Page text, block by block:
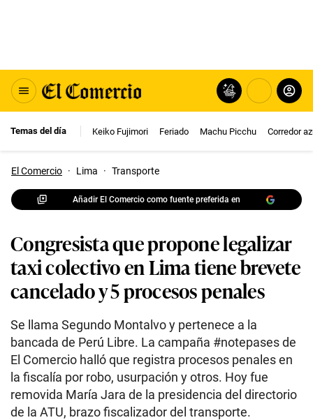
Temas del día Keiko Fujimori Feriado Machu Picchu Corredor
El Comercio · Lima · Transporte
Añadir El Comercio como fuente preferida en
Congresista que propone legalizar
taxi colectivo en Lima tiene brevete
cancelado y 5 procesos penales
Se llama Segundo Montalvo y pertenece a la
bancada de Perú Libre. La campaña #notepases de
El Comercio halló que registra procesos penales en
la fiscalía por robo, usurpación y otros. Hoy fue
removida María Jara de la presidencia del directorio
de la ATU, brazo fiscalizador del transporte.